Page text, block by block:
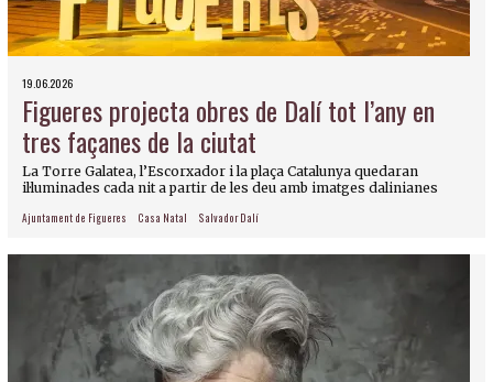
19.06.2026
Figueres projecta obres de Dalí tot l’any en
tres façanes de la ciutat
La Torre Galatea, l’Escorxador i la plaça Catalunya quedaran
il·luminades cada nit a partir de les deu amb imatges dalinianes
Ajuntament de Figueres Casa Natal Salvador Dalí